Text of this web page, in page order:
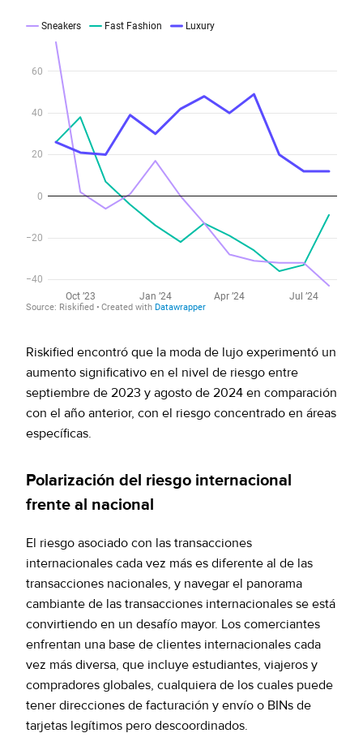
Riskified encontró que la moda de lujo experimentó un
aumento significativo en el nivel de riesgo entre
septiembre de 2023 y agosto de 2024 en comparación
con el año anterior, con el riesgo concentrado en áreas
específicas.
Polarización del riesgo internacional
frente al nacional
El riesgo asociado con las transacciones
internacionales cada vez más es diferente al de las
transacciones nacionales, y navegar el panorama
cambiante de las transacciones internacionales se está
convirtiendo en un desafío mayor. Los comerciantes
enfrentan una base de clientes internacionales cada
vez más diversa, que incluye estudiantes, viajeros y
compradores globales, cualquiera de los cuales puede
tener direcciones de facturación y envío o BINs de
tarjetas legítimos pero descoordinados.